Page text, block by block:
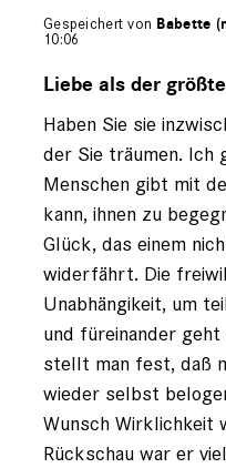
Gespeichert von Babette
10:06
auf
Gast
(nicht
Liebe als der
Haben Sie sie
der Sie träumen. Ich
Menschen gibt mit
kann, ihnen zu
Glück, das einem
widerfährt. Die
Unabhängikeit, um
und füreinander
stellt man fest, daß
wieder selbst
Wunsch Wirklichkeit
Rückschau war er